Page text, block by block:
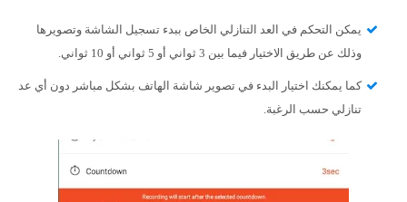
يمكن التحكم في العد التنازلي الخاص ببدء تسجيل الشاشة وتصويرها
وذلك عن طريق الاختيار فيما بين 3 ثواني أو 5 ثواني أو 10 ثواني.
كما يمكنك اختيار البدء في تصوير شاشة الهاتف بشكل مباشر دون أي عد
تنازلي حسب الرغبة.